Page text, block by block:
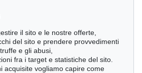
il sito e le nostre offerte,
del sito e prendere provvedimenti
e gli abusi,
fra i target e statistiche del sito.
acquisite vogliamo capire come